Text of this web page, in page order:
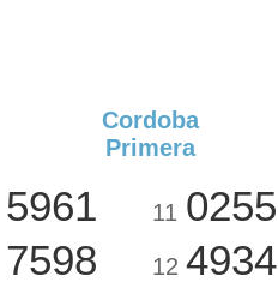
Cordoba
Primera
5961
7598
11 0255
12 4934